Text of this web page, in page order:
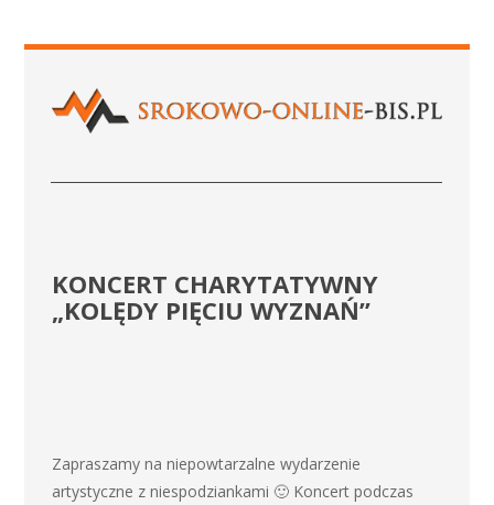
KONCERT CHARYTATYWNY
„KOLĘDY PIĘCIU WYZNAŃ”
Zapraszamy na niepowtarzalne wydarzenie
artystyczne z niespodziankami 🙂 Koncert podczas